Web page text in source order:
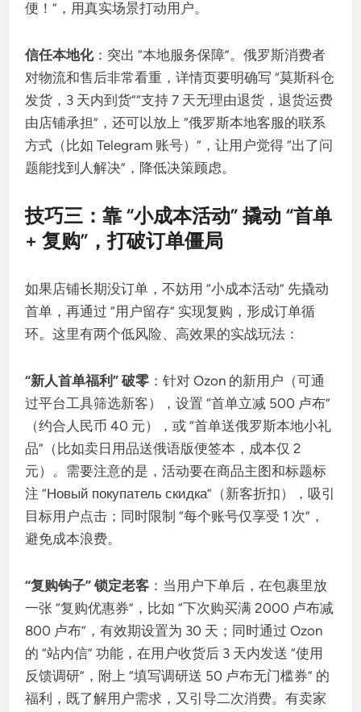
便！”，用真实场景打动用户。
信任本地化：突出 “本地服务保障”。俄罗斯消费者
对物流和售后非常看重，详情页要明确写 “莫斯科仓
发货，3 天内到货”“支持 7 天无理由退货，退货运费
由店铺承担”，还可以放上 “俄罗斯本地客服的联系
方式（比如 Telegram 账号）”，让用户觉得 “出了问
题能找到人解决”，降低决策顾虑。
技巧三：靠 “小成本活动” 撬动 “首单
+ 复购”，打破订单僵局
如果店铺长期没订单，不妨用 “小成本活动” 先撬动
首单，再通过 “用户留存” 实现复购，形成订单循
环。这里有两个低风险、高效果的实战玩法：
“新人首单福利” 破零 ：针对 Ozon 的新用户（可通
过平台工具筛选新客），设置 “首单立减 500 卢布”
（约合人民币 40 元），或 “首单送俄罗斯本地小礼
品”（比如卖日用品送俄语版便签本，成本仅 2
元）。需要注意的是，活动要在商品主图和标题标
注 “Новый покупатель скидка”（新客折扣），吸引
目标用户点击；同时限制 “每个账号仅享受 1 次”，
避免成本浪费。
“复购钩子” 锁定老客 ：当用户下单后，在包裹里放
一张 “复购优惠券”，比如 “下次购买满 2000 卢布减
800 卢布”，有效期设置为 30 天；同时通过 Ozon
的 “站内信” 功能，在用户收货后 3 天内发送 “使用
反馈调研”，附上 “填写调研送 50 卢布无门槛券” 的
福利，既了解用户需求，又引导二次消费。有卖家